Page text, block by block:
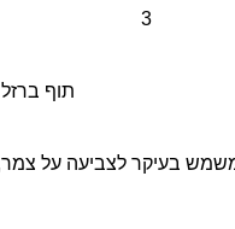
3
תיק PW 25KG / תוף ברזל